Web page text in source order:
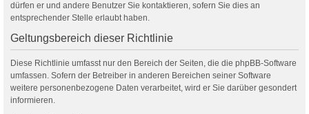
dürfen er und andere Benutzer Sie kontaktieren, sofern Sie dies an
entsprechender Stelle erlaubt haben.
Geltungsbereich dieser Richtlinie
Diese Richtlinie umfasst nur den Bereich der Seiten, die die phpBB-Software
umfassen. Sofern der Betreiber in anderen Bereichen seiner Software
weitere personenbezogene Daten verarbeitet, wird er Sie darüber gesondert
informieren.